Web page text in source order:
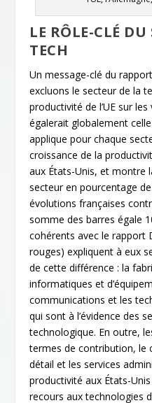
LE RÔLE-CLÉ DU
TECH
Un message-clé du
excluons le secteur de la
productivité de l’UE sur
égalerait globalement
applique pour chaque
croissance de la
aux États-Unis, et montre
secteur en pourcentage
évolutions françaises
somme des barres égale
cohérents avec le rapport
rouges) expliquent à eux
de cette différence : la
informatiques et
communications et les
qui sont à l’évidence des
technologique. En outre,
termes de contribution, le
détail et les services
productivité aux États-
recours aux technologies